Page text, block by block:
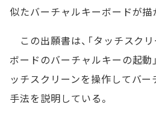
似たバーチャルキーボードが描
この出願書は、「タッチスク
ボードのバーチャルキーの起動
ッチスクリーンを操作してバ
手法を説明している。